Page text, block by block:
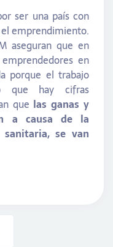
ser una país con
emprendimiento.
aseguran que en
en
porque el trabajo
que hay cifras
que las ganas y
a causa de la
se van